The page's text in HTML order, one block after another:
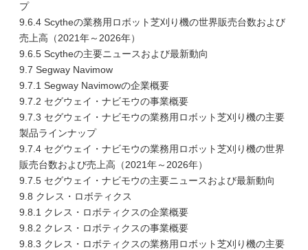
プ
9.6.4 Scytheの業務用ロボット芝刈り機の世界販売台数および
売上高（2021年～2026年）
9.6.5 Scytheの主要ニュースおよび最新動向
9.7 Segway Navimow
9.7.1 Segway Navimowの企業概要
9.7.2 セグウェイ・ナビモウの事業概要
9.7.3 セグウェイ・ナビモウの業務用ロボット芝刈り機の主要
製品ラインナップ
9.7.4 セグウェイ・ナビモウの業務用ロボット芝刈り機の世界
販売台数および売上高（2021年～2026年）
9.7.5 セグウェイ・ナビモウの主要ニュースおよび最新動向
9.8 クレス・ロボティクス
9.8.1 クレス・ロボティクスの企業概要
9.8.2 クレス・ロボティクスの事業概要
9.8.3 クレス・ロボティクスの業務用ロボット芝刈り機の主要